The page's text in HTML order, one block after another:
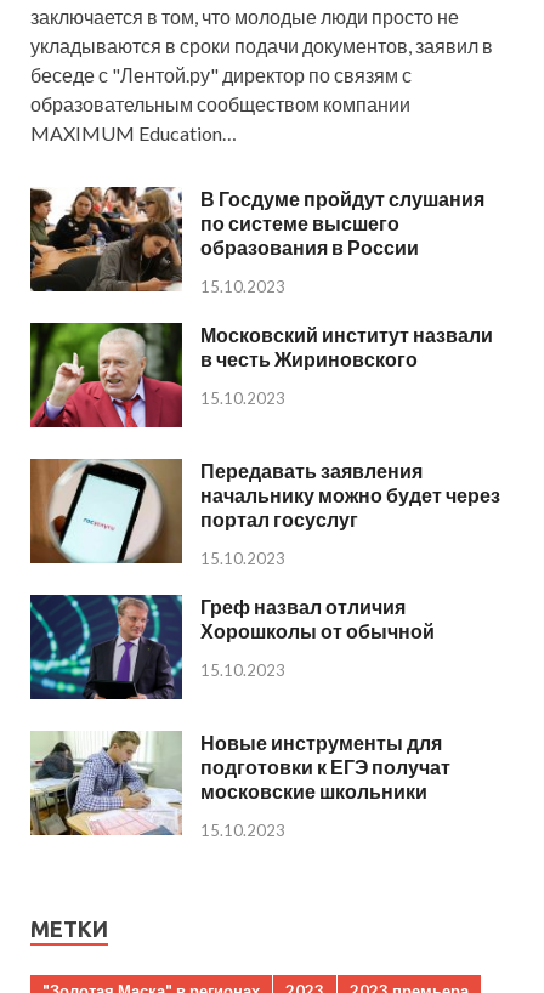
заключается в том, что молодые люди просто не
укладываются в сроки подачи документов, заявил в
беседе с "Лентой.ру" директор по связям с
образовательным сообществом компании
MAXIMUM Education…
В Госдуме пройдут слушания
по системе высшего
образования в России
15.10.2023
Московский институт назвали
в честь Жириновского
15.10.2023
Передавать заявления
начальнику можно будет через
портал госуслуг
15.10.2023
Греф назвал отличия
Хорошколы от обычной
15.10.2023
Новые инструменты для
подготовки к ЕГЭ получат
московские школьники
15.10.2023
МЕТКИ